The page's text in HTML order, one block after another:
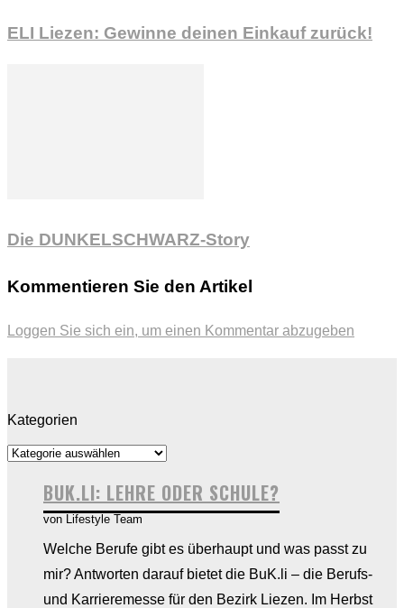
ELI Liezen: Gewinne deinen Einkauf zurück!
Die DUNKELSCHWARZ-Story
Kommentieren Sie den Artikel
Loggen Sie sich ein, um einen Kommentar abzugeben
Kategorien
BUK.LI: LEHRE ODER SCHULE?
von Lifestyle Team
Welche Berufe gibt es überhaupt und was passt zu
mir? Antworten darauf bietet die BuK.li – die Berufs-
und Karrieremesse für den Bezirk Liezen. Im Herbst